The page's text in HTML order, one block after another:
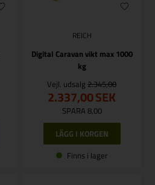
REICH
Digital Caravan vikt max 1000
kg
Vejl. udsalg2.345,00
2.337,00SEK
SPARA 8,00
Finns i lager